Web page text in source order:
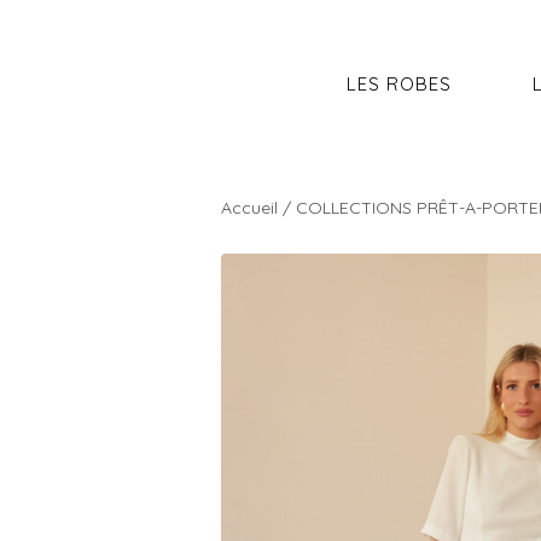
LES ROBES
Accueil / COLLECTIONS PRÊT-A-